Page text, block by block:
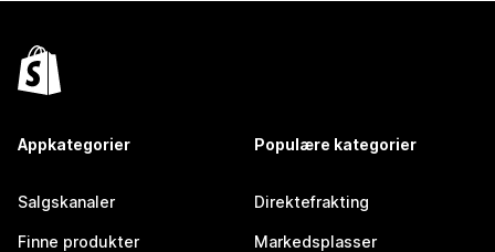
Appkategorier
Salgskanaler
Finne produkter
Populære kategorier
Direktefrakting
Markedsplasser